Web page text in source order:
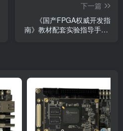
下一篇
《国产FPGA权威开发指
南》教材配套实验指导手册-